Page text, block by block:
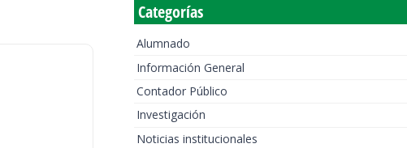
Categorías
Alumnado
Información General
Contador Público
Investigación
Noticias institucionales